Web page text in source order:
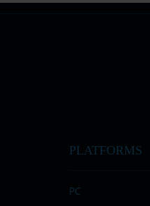
PLATFORMS
PC